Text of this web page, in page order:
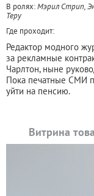
В ролях:Мэрил Стрип,
Теру
Где проходит:
Редактор модного
за рекламные
Чарлтон, ныне
Пока печатные СМИ
уйти на пенсию.
Витрина